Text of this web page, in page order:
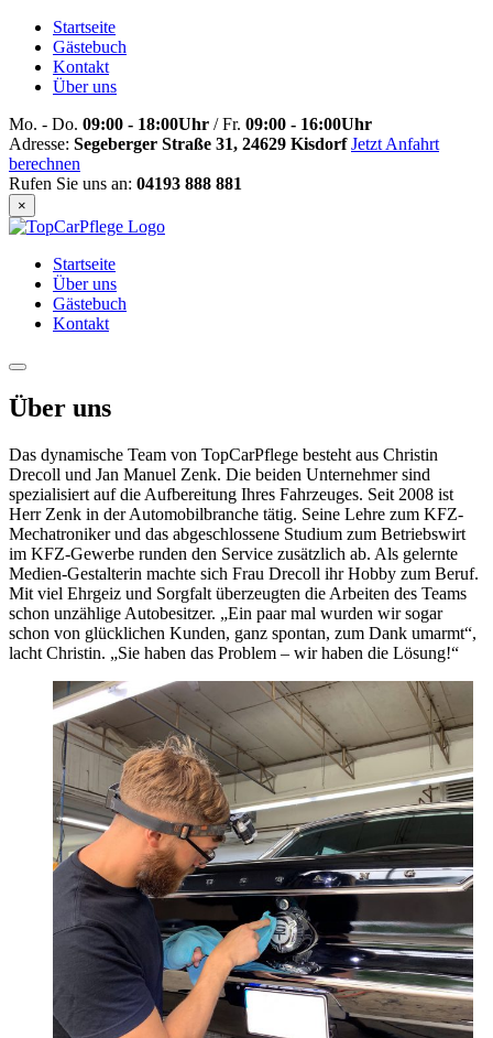
Startseite
Gästebuch
Kontakt
Über uns
Mo. - Do. 09:00 - 18:00Uhr / Fr. 09:00 - 16:00Uhr
Adresse: Segeberger Straße 31, 24629 Kisdorf Jetzt Anfahrt
berechnen
Rufen Sie uns an: 04193 888 881
×
Startseite
Über uns
Gästebuch
Kontakt
Über uns
Das dynamische Team von TopCarPflege besteht aus Christin
Drecoll und Jan Manuel Zenk. Die beiden Unternehmer sind
spezialisiert auf die Aufbereitung Ihres Fahrzeuges. Seit 2008 ist
Herr Zenk in der Automobilbranche tätig. Seine Lehre zum KFZ-
Mechatroniker und das abgeschlossene Studium zum Betriebswirt
im KFZ-Gewerbe runden den Service zusätzlich ab. Als gelernte
Medien-Gestalterin machte sich Frau Drecoll ihr Hobby zum Beruf.
Mit viel Ehrgeiz und Sorgfalt überzeugten die Arbeiten des Teams
schon unzählige Autobesitzer. „Ein paar mal wurden wir sogar
schon von glücklichen Kunden, ganz spontan, zum Dank umarmt“,
lacht Christin. „Sie haben das Problem – wir haben die Lösung!“